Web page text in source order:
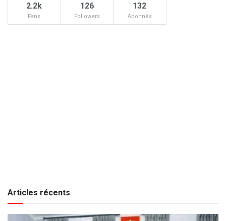
2.2k
Fans
126
Followers
132
Abonnés
Articles récents